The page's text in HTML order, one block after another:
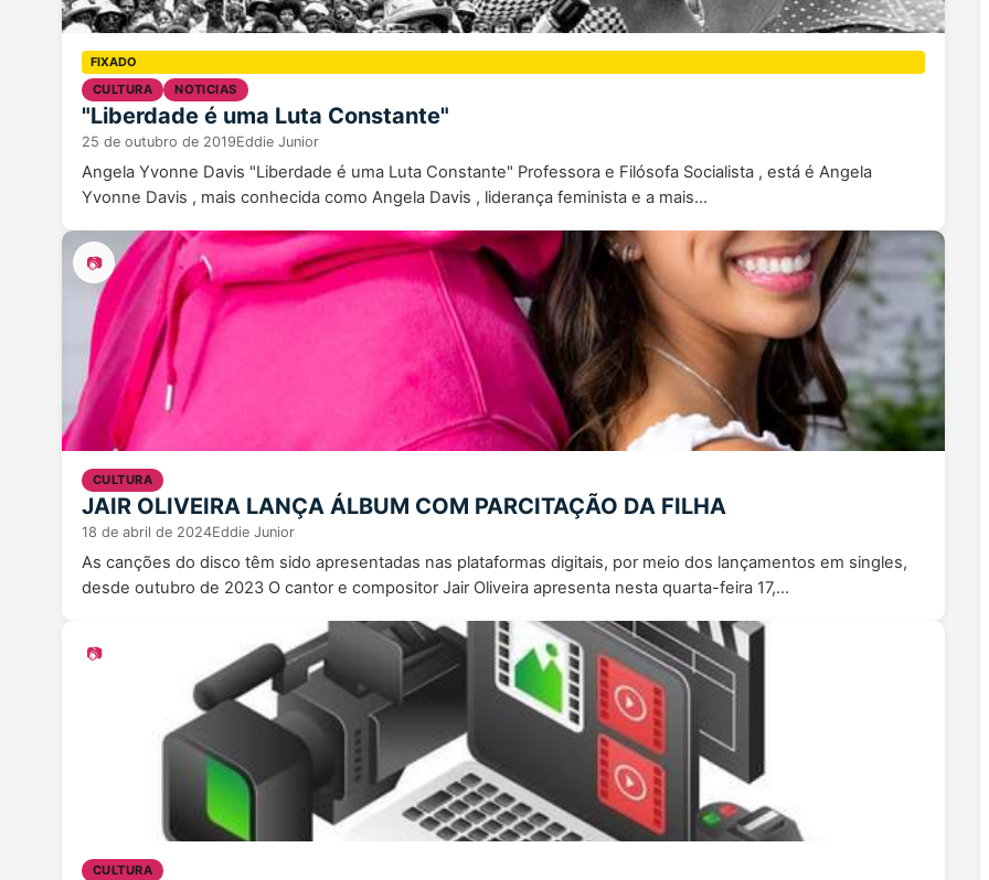
CULTURA NOTICIAS
"Liberdade é uma Luta Constante"
25 de outubro de 2019Eddie Junior
Angela Yvonne Davis "Liberdade é uma Luta Constante" Professora e Filósofa Socialista , está é Angela
Yvonne Davis , mais conhecida como Angela Davis , liderança feminista e a mais…
📷
CULTURA
JAIR OLIVEIRA LANÇA ÁLBUM COM PARCITAÇÃO DA FILHA
18 de abril de 2024Eddie Junior
As canções do disco têm sido apresentadas nas plataformas digitais, por meio dos lançamentos em singles,
desde outubro de 2023 O cantor e compositor Jair Oliveira apresenta nesta quarta-feira 17,…
📷
CULTURA